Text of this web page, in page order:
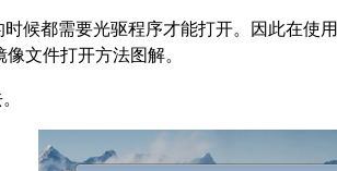
候都需要光驱程序才能打开。因此在使
文件打开方法图解。